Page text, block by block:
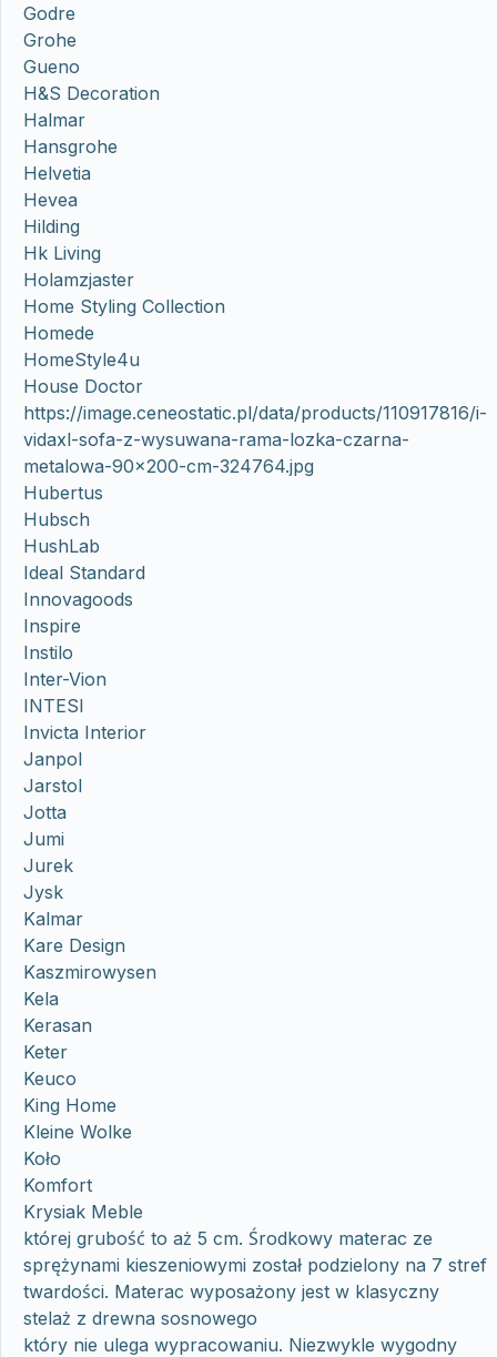
Godre
Grohe
Gueno
H&S Decoration
Halmar
Hansgrohe
Helvetia
Hevea
Hilding
Hk Living
Holamzjaster
Home Styling Collection
Homede
HomeStyle4u
House Doctor
https://image.ceneostatic.pl/data/products/110917816/i-
vidaxl-sofa-z-wysuwana-rama-lozka-czarna-
metalowa-90×200-cm-324764.jpg
Hubertus
Hubsch
HushLab
Ideal Standard
Innovagoods
Inspire
Instilo
Inter-Vion
INTESI
Invicta Interior
Janpol
Jarstol
Jotta
Jumi
Jurek
Jysk
Kalmar
Kare Design
Kaszmirowysen
Kela
Kerasan
Keter
Keuco
King Home
Kleine Wolke
Koło
Komfort
Krysiak Meble
której grubość to aż 5 cm. Środkowy materac ze
sprężynami kieszeniowymi został podzielony na 7 stref
twardości. Materac wyposażony jest w klasyczny
stelaż z drewna sosnowego
który nie ulega wypracowaniu. Niezwykle wygodny